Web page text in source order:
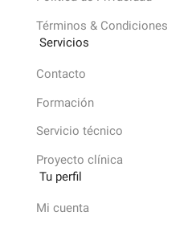
Términos & Condiciones
Servicios
Contacto
Formación
Servicio técnico
Proyecto clínica
Tu perfil
Mi cuenta